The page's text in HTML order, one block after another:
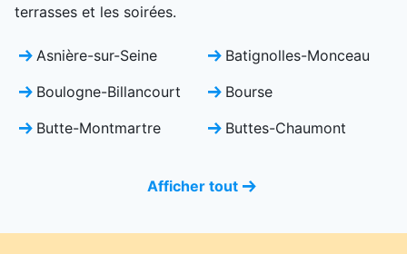
terrasses et les soirées.
Asnière-sur-Seine
Batignolles-Monceau
Boulogne-Billancourt
Bourse
Butte-Montmartre
Buttes-Chaumont
Afficher tout